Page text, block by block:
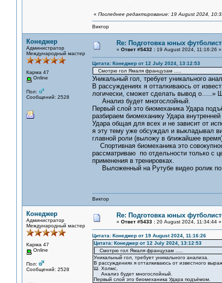
« Последнее редактирование: 19 August 2024,
Виктор
Конеджер
Администратор
Международный мастер
Карма 47
Online
Пол:
Сообщений: 2528
Re: Подготовка юных
« Ответ #5432 :19 August 2024, 11:16:26 »
Цитата: Конеджер от 12 July 2024, 13:12:53
Смотрю гол Ямаля французам .....
Уникальный гол, требует уникального
В рассуждениях я отталкиваюсь от
логически, сможет сделать вывод о…..»
Анализ будет многослойный.
Первый слой это биомеханика Удара
разбираем биомеханику Удара
Удара общая для всех и не зависит от
я эту тему уже обсуждал и выкладывал
главной роли (выложу в ближайшее
Спортивная биомеханика это
рассматриваю по отдельности только с
применения в тренировках.
Выложенный на Рутубе видео ролик по
Виктор
Конеджер
Администратор
Международный мастер
Карма 47
Online
Пол:
Сообщений: 2528
Re: Подготовка юных
« Ответ #5433 :20 August 2024, 11:34:44 »
Цитата: Конеджер от 19 August 2024, 11:16:26
Цитата: Конеджер от 12 July 2024, 13:12:53
Смотрю гол Ямаля французам .....
Уникальный гол, требует уникального анализа.
В рассуждениях я отталкиваюсь от известного
Ш. Холмс.
Анализ будет многослойный.
Первый слой это биомеханика Удара подъёмом.